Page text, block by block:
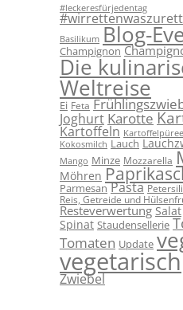
#leckeresfürjedentag
Basilikum Blog-
Champignon
Die
Weltreise
Ei Feta
Joghurt Karotte
Kartoffeln Kartoffelpüree
Kokosmilch Lauch
Mango Minze Mozzarella
Möhren
Parmesan Pasta
Reis, Getreide und
Resteverwertung Salat
Spinat Staudensellerie
Tomaten Update
vegetarisch
Zwiebel